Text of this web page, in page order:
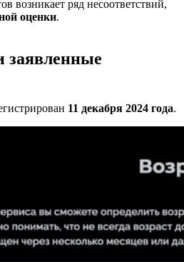
возникает ряд несоответствий,
оценки.
заявленные
11 декабря 2024 года.